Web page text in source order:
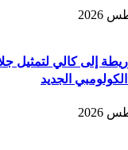
إلى كالي لتمثيل
الجديد